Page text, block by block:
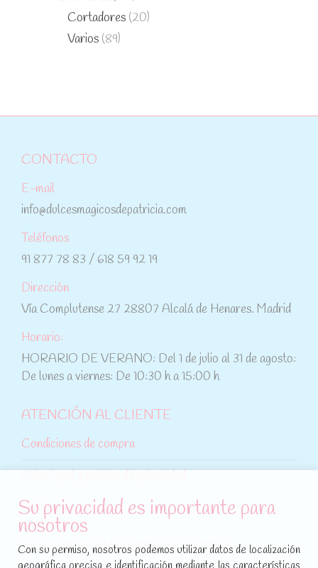
Cortadores (20)
Varios (89)
CONTACTO
E-mail
info@dulcesmagicosdepatricia.com
Teléfonos
91 877 78 83 / 618 59 92 19
Dirección
Vía Complutense 27 28807 Alcalá de Henares. Madrid
Horario:
HORARIO DE VERANO: Del 1 de julio al 31 de agosto:
De lunes a viernes: De 10:30 h a 15:00 h
ATENCIÓN AL CLIENTE
Condiciones de compra
Política de cookies
SÍGUENOS EN REDES SOCIALES
Su privacidad es importante para
nosotros
Con su permiso, nosotros podemos utilizar datos de localización